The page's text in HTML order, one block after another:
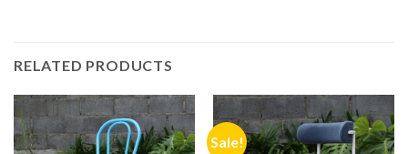
RELATED PRODUCTS
Sale!